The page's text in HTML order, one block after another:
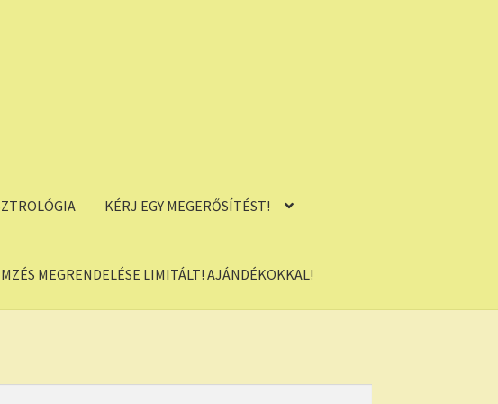
KÉRJ EGY MEGERŐSÍTÉST!
MEGRENDELÉSE LIMITÁLT! AJÁNDÉKOKKAL!